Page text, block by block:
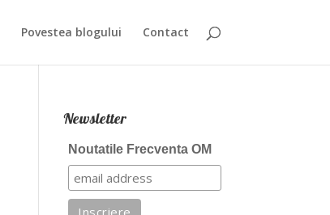
Povestea blogului Contact
Newsletter
Noutatile Frecventa OM